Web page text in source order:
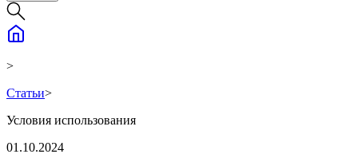
>
Статьи>
Условия использования
01.10.2024